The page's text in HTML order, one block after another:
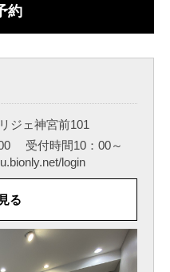
約
ジェ神宮前101
受付時間10：00～
login
る